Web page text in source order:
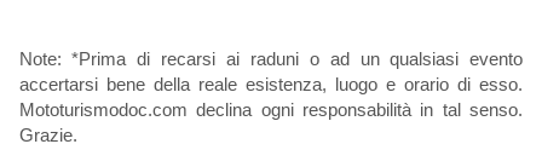
Note: *Prima di recarsi ai raduni o ad un qualsiasi evento
accertarsi bene della reale esistenza, luogo e orario di esso.
Mototurismodoc.com declina ogni responsabilità in tal senso.
Grazie.